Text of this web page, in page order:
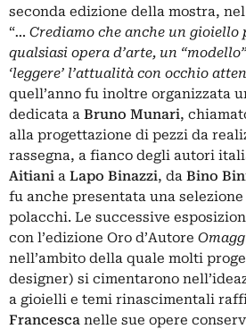
seconda edizione della mostra, nel
“… Crediamo che anche un gioiello
qualsiasi opera d’arte, un
‘leggere’ l’attualità con occhio
quell’anno fu inoltre organizzata
dedicata a Bruno Munari,
alla progettazione di pezzi da
rassegna, a fianco degli autori
Aitiani a Lapo Binazzi, da Bino
fu anche presentata una
polacchi. Le successive
con l’edizione Oro d’Autore
nell’ambito della quale molti
designer) si cimentarono
a gioielli e temi rinascimentali
Francesca nelle sue opere